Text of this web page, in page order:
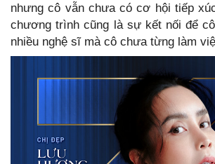
nhưng cô vẫn chưa có cơ hội tiếp
chương trình cũng là sự kết nối để
nhiều nghệ sĩ mà cô chưa từng làm